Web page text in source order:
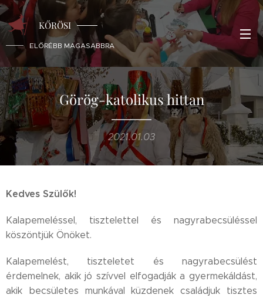
KŐRÖSI
ELŐRÉBB MAGASABBRA
Görög-katolikus hittan
2021.01.03
Kedves Szülők!
Kalapemeléssel, tisztelettel és nagyrabecsüléssel
köszöntjük Önöket.
Kalapemelést, tiszteletet és nagyrabecsülést
érdemelnek, akik jó szívvel elfogadják a gyermekáldást,
akik becsületes munkával küzdenek családjuk tisztes